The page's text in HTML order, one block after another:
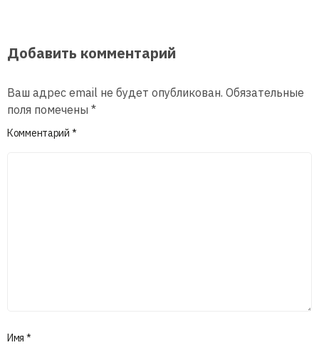
Добавить комментарий
Ваш адрес email не будет опубликован. Обязательные
поля помечены *
Комментарий *
Имя *